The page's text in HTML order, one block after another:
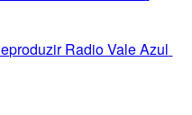
Radio Vale Azul